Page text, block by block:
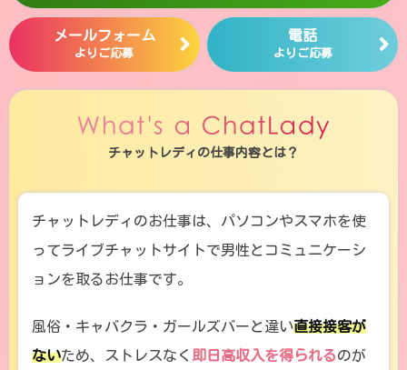
メールフォーム
よりご応募
電話
よりご応募
チャットレディの仕事内容とは？
チャットレディのお仕事は、パソコンやスマホを使
ってライブチャットサイトで男性とコミュニケーシ
ョンを取るお仕事です。
風俗・キャバクラ・ガールズバーと違い直接接客が
ないため、ストレスなく 即日高収入を得られるのが